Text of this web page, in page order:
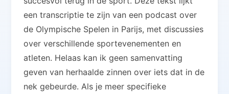
een transcriptie te zijn van een podcast over
de Olympische Spelen in Parijs, met discussies
over verschillende sportevenementen en
atleten. Helaas kan ik geen samenvatting
geven van herhaalde zinnen over iets dat in de
nek gebeurde. Als je meer specifieke